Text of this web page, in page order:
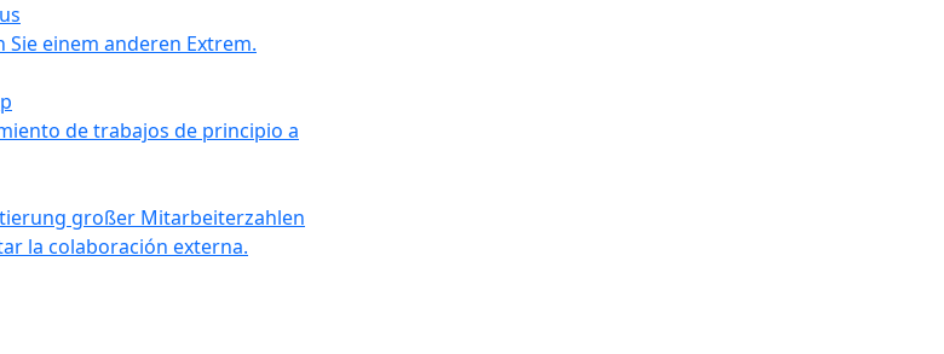
Sie einem anderen Extrem.
de trabajos de principio a
großer Mitarbeiterzahlen
la colaboración externa.